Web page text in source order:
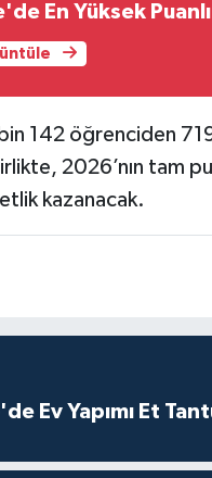
En Yüksek
142 öğrenciden
2026’nın tam
kazanacak.
Ev Yapımı Et